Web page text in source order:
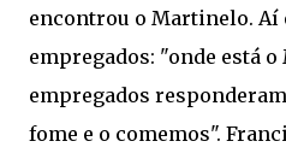
encontrou o Martinelo. Aí
empregados: "onde está
empregados
fome e o comemos".